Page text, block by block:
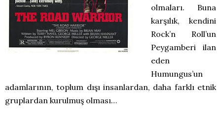
olmaları. Buna
karşılık, kendini
Rock’n Roll’un
Peygamberi ilan
eden
Humungus’un
adamlarının, toplum dışı insanlardan, daha farklı etnik
gruplardan kurulmuş olması…